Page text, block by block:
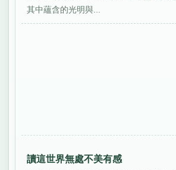
其中蘊含的光明與...
讀這世界無處不美有感